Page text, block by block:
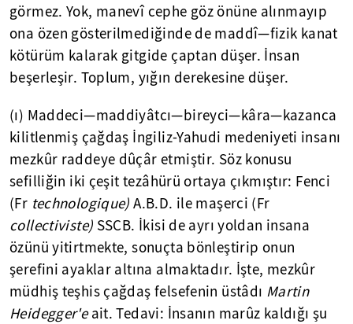
görmez. Yok, manevî cephe göz önüne alınmayıp
ona özen gösterilmediğinde de maddî—fizik kanat
kötürüm kalarak gitgide çaptan düşer. İnsan
beşerleşir. Toplum, yığın derekesine düşer.
(ı) Maddeci—maddiyâtcı—bireyci—kâra—kazanca
kilitlenmiş çağdaş İngiliz-Yahudi medeniyeti insanı
mezkûr raddeye dûçâr etmiştir. Söz konusu
sefilliğin iki çeşit tezâhürü ortaya çıkmıştır: Fenci
(Fr technologique) A.B.D. ile maşerci (Fr
collectiviste) SSCB. İkisi de ayrı yoldan insana
özünü yitirtmekte, sonuçta bönleştirip onun
şerefini ayaklar altına almaktadır. İşte, mezkûr
müdhiş teşhis çağdaş felsefenin üstâdı Martin
Heidegger'eait. Tedavi: İnsanın marûz kaldığı şu